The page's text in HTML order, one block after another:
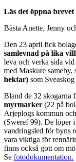
Läs det öppna
Bästa Anette, Jenny
Den 23 april fick
samlevnad på lika
leva och verka sida
med Maskure sameby,
hektar) som
Bland de 32 skogarna
myrmarker (22 på
Arjeplogs kommun
(Sweref 99). De löper
vandringsled för byns
vara viktiga för
finns också gott om
Se fotodokumentation.